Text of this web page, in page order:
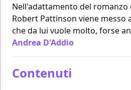
Nell'adattamento del romanzo
Robert Pattinson viene messo
che da lui vuole molto, forse
Andrea D'Addio
Contenuti